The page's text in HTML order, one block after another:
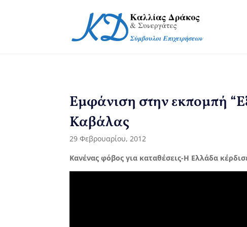
Εμφάνιση στην εκπομπή
Καβάλας
29 Φεβρουαρίου, 2012
Κανένας φόβος για καταθέσεις-Η Ελλάδα